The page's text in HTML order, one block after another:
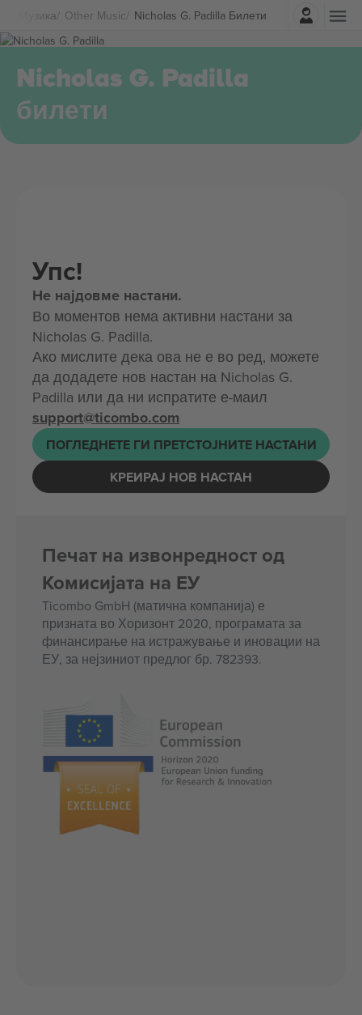
Музика Other Music Nicholas G. Padilla Билети
Најави се
Nicholas G. Padilla
билети
Упс!
Не најдовме настани.
Во моментов нема активни настани за
Nicholas G. Padilla.
Ако мислите дека ова не е во ред, можете
да додадете нов настан на Nicholas G.
Padilla или да ни испратите е-маил
support@ticombo.com
ПОГЛЕДНЕТЕ ГИ ПРЕТСТОЈНИТЕ НАСТАНИ
КРЕИРАЈ НОВ НАСТАН
Печат на извонредност од
Комисијата на ЕУ
Ticombo GmbH (матична компанија) е
призната во Хоризонт 2020, програмата за
финансирање на истражување и иновации на
ЕУ, за нејзиниот предлог бр. 782393.